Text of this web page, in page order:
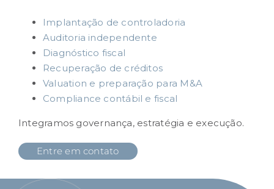
Implantação de controladoria
Auditoria independente
Diagnóstico fiscal
Recuperação de créditos
Valuation e preparação para M&A
Compliance contábil e fiscal
Integramos governança, estratégia e execução.
Entre em contato